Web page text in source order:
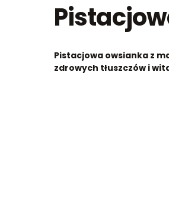
Pistacjowa owsianka z
zdrowych tłuszczów i